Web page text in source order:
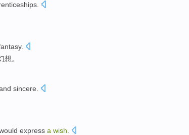
.
.
想。
sincere
express a wish